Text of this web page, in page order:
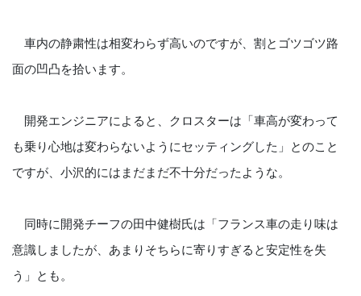
車内の静粛性は相変わらず高いのですが、割とゴツゴツ路
面の凹凸を拾います。
開発エンジニアによると、クロスターは「車高が変わって
も乗り心地は変わらないようにセッティングした」とのこと
ですが、小沢的にはまだまだ不十分だったような。
同時に開発チーフの田中健樹氏は「フランス車の走り味は
意識しましたが、あまりそちらに寄りすぎると安定性を失
う」とも。